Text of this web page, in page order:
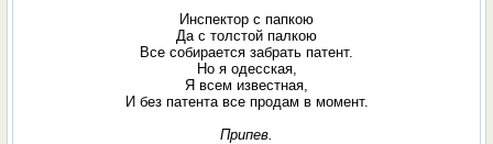
Инспектор с папкою
Да с толстой палкою
Все собирается забрать патент.
Но я одесская,
Я всем известная,
И без патента все продам в момент.
Припев.